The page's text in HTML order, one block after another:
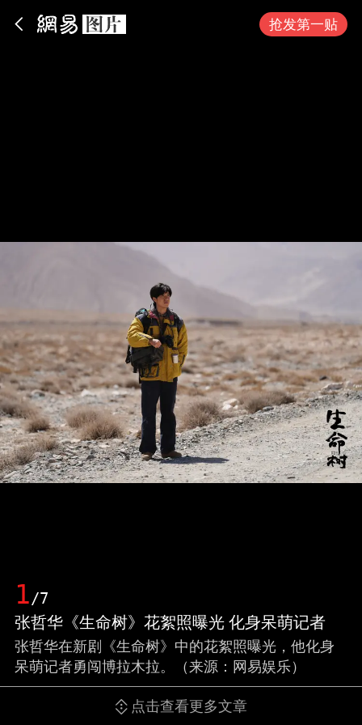
抢发第一贴
1/7
张哲华《生命树》花絮照曝光 化身呆萌记者
张哲华在新剧《生命树》中的花絮照曝光，他化身
呆萌记者勇闯博拉木拉。（来源：网易娱乐）
点击查看更多文章